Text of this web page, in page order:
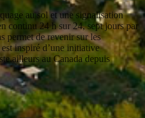
au sol et une signalisation
continu 24 h sur 24, sept jours par
permet de revenir sur les
inspiré d’une initiative
ailleurs au Canada depuis